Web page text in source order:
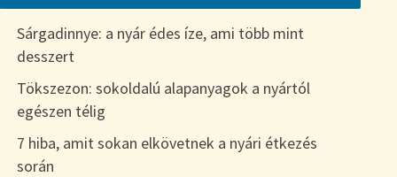
Sárgadinnye: a nyár édes íze, ami több mint
desszert
Tökszezon: sokoldalú alapanyagok a nyártól
egészen télig
7 hiba, amit sokan elkövetnek a nyári étkezés
során